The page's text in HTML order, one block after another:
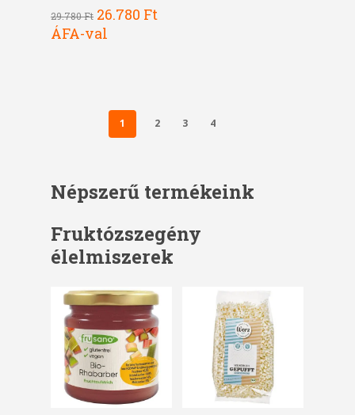
29.780Ft Original
price
26.780 FtCurrent
ÁFA-val
1 2 3 4
Népszerű termékeink
Fruktózszegény
élelmiszerek